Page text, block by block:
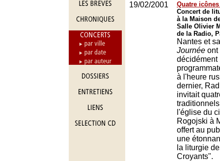
19/02/2001
Quatre
Concert de
à la Maison
Salle Olivier
de la Radio,
Nantes et
Journée ont
décidément
à l'heure
dernier,
invitait
l'église du
Rogojski à
offert au
une
la liturgie
Croyants".